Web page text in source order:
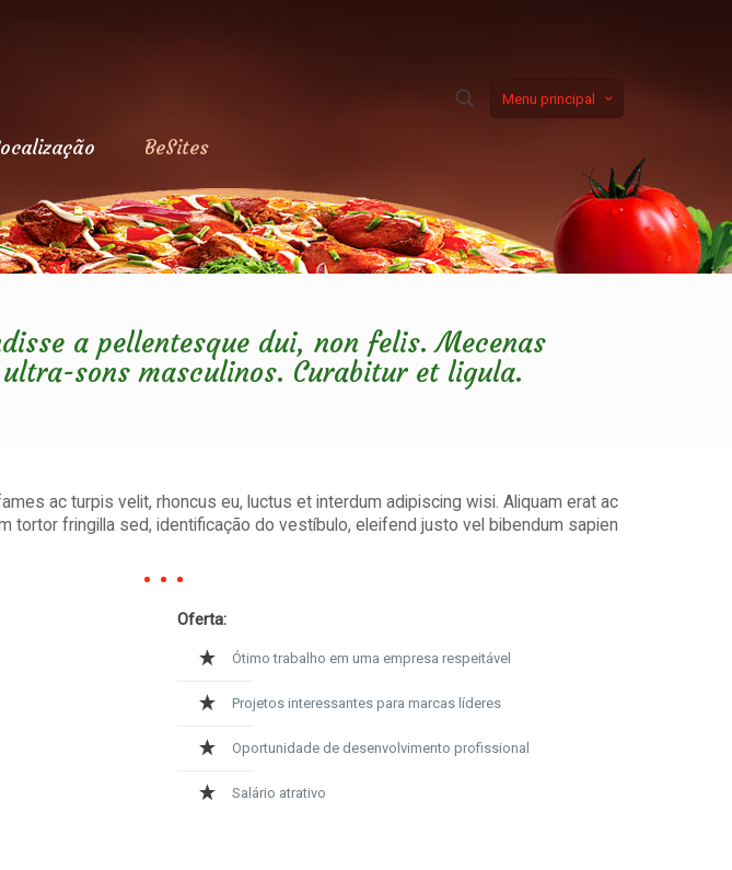
BeSites
Menu principal
a pellentesque dui, non felis. Mecenas
sons masculinos. Curabitur et ligula.
ac turpis velit, rhoncus eu, luctus et interdum adipiscing wisi. Aliquam erat ac
tortor fringilla sed, identificação do vestíbulo, eleifend justo vel bibendum sapien
Oferta:
Ótimo trabalho em uma empresa respeitável
Projetos interessantes para marcas líderes
Oportunidade de desenvolvimento profissional
Salário atrativo